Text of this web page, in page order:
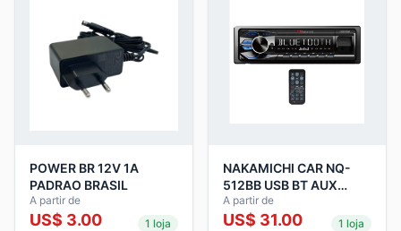
POWER BR 12V 1A
PADRAO BRASIL
A partir de
US$ 3.00 1 loja
NAKAMICHI CAR NQ-
512BB USB BT AUX
Rádio
A partir de
US$ 31.00 1 loja